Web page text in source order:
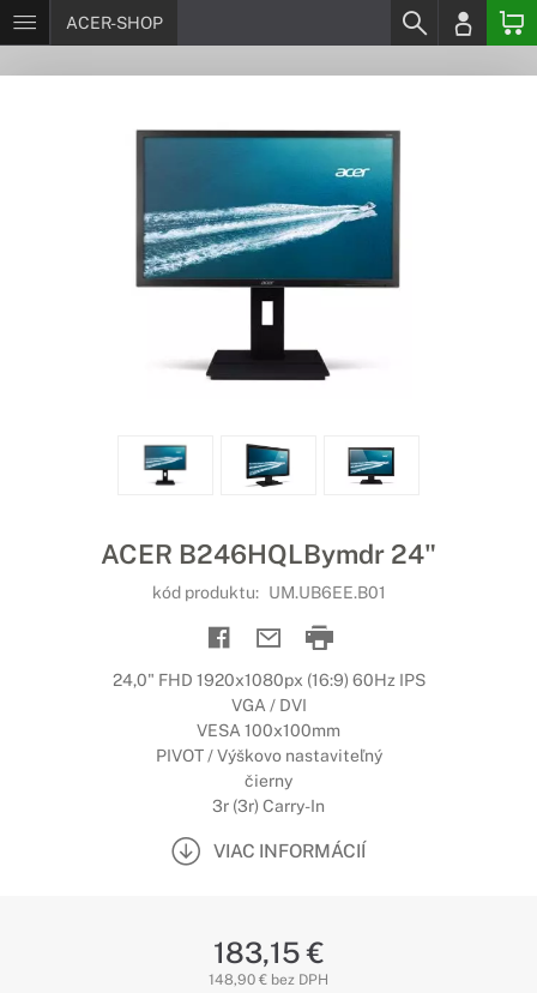
ACER-SHOP
ACER B246HQLBymdr 24"
kód produktu: UM.UB6EE.B01
24,0" FHD 1920x1080px (16:9) 60Hz IPS
VGA / DVI
VESA 100x100mm
PIVOT / Výškovo nastaviteľný
čierny
3r (3r) Carry-In
VIAC INFORMÁCIÍ
183,15 €
148,90 € bez DPH